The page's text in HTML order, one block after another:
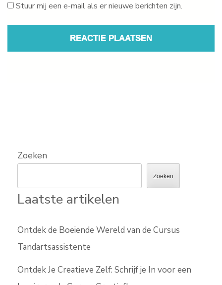
Stuur mij een e-mail als er nieuwe berichten zijn.
Zoeken
Zoeken
Laatste artikelen
Ontdek de Boeiende Wereld van de Cursus
Tandartsassistente
Ontdek Je Creatieve Zelf: Schrijf je In voor een